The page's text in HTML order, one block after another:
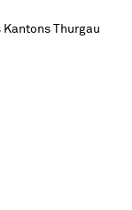
Thurgau